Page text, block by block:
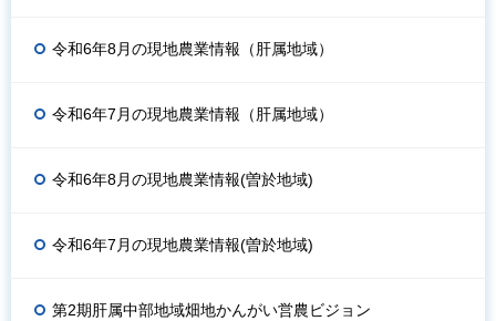
令和6年8月の現地農業情報（肝属地域）
令和6年7月の現地農業情報（肝属地域）
令和6年8月の現地農業情報(曽於地域)
令和6年7月の現地農業情報(曽於地域)
第2期肝属中部地域畑地かんがい営農ビジョン